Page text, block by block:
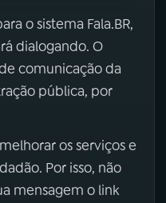
o sistema Fala.BR,
dialogando. O
comunicação da
pública, por
os serviços e
Por isso, não
mensagem o link